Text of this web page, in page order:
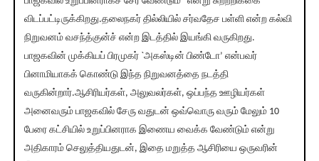
விடப்பட்டிருக்கிறது.தலைநகர் தில்லியில் சர்வதேச பள்ளி என்ற கல்வி
நிறுவனம் வசந்த்குன்ச் என்ற இடத்தில் இயங்கி வருகிறது.
பாஜகவின் முக்கியப் பிரமுகர் `அகஸ்டின் பிண்டோ’ என்பவர்
பினாமியாகக் கொண்டு இந்த நிறுவனத்தை நடத்தி
வருகின்றார்.ஆசிரியர்கள், அலுவலர்கள், ஒப்பந்த ஊழியர்கள்
அனைவரும் பாஜகவில் சேரு வதுடன் ஒவ்வொரு வரும் மேலும் 10
பேரை கட்சியில் உறுப்பினராக இணைய வைக்க வேண்டும் என்று
அதிகாரம் செலுத்தியதுடன், இதை மறுத்த ஆசிரியை ஒருவரின்